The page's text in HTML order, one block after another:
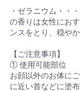
・ゼラニウム・・
の香りは女性にお
ンスをとり、穏や
【ご注意事項】
① 使用可能部位
お顔以外のお体に
に近い首などに塗